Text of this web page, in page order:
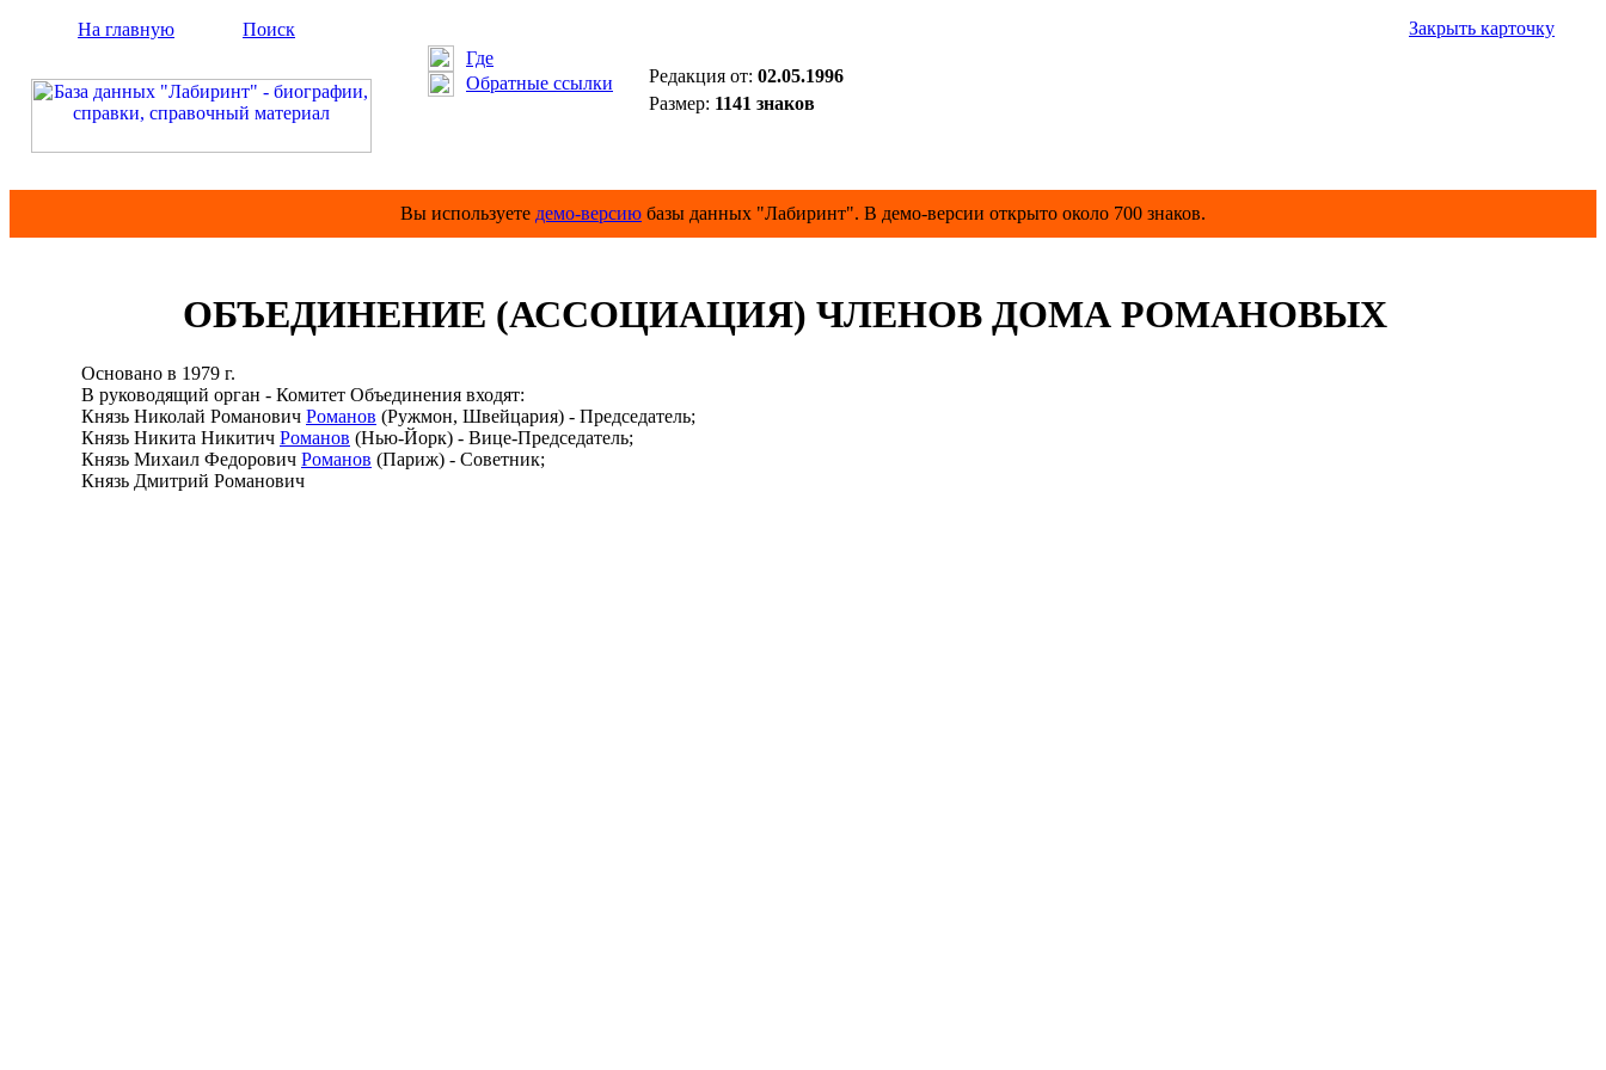
На главную
Поиск
Где
Обратные ссылки
Закрыть карточку
Редакция от: 02.05.1996
Размер: 1141 знаков
Вы используете демо-версию базы данных "Лабиринт". В демо-версии открыто около 700 знаков.
ОБЪЕДИНЕНИЕ (АССОЦИАЦИЯ) ЧЛЕНОВ ДОМА РОМАНОВЫХ
Основано в 1979 г.
В руководящий орган - Комитет Объединения входят:
Князь Николай Романович Романов (Ружмон, Швейцария) - Председатель;
Князь Никита Никитич Романов (Нью-Йорк) - Вице-Председатель;
Князь Михаил Федорович Романов (Париж) - Советник;
Князь Дмитрий Романович